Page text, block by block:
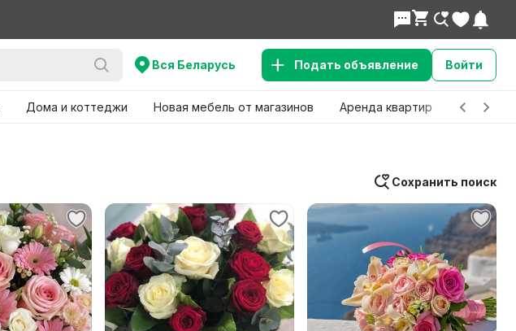
Вся Беларусь Подать объявление Войти
Дома и коттеджи Новая мебель от магазинов Аренда квартир Детские
Сохранить поиск